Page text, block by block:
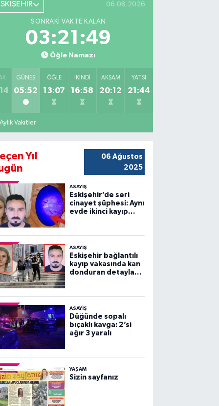
06.08.2026
SONRAKI VAKTE KALAN
03:21:47
Öğle Namazı
GÜNEŞ
05:52
ÖĞLE
13:07
İKINDI
16:58
AKŞAM
20:12
YATSI
21:44
Aylık Vakitler
Yıl
06 Ağustos
2025
ASAYİŞ
Eskişehir’de seri
cinayet şüphesi: Aynı
evde ikinci kayıp
ASAYİŞ
Eskişehir bağlantılı
kayıp vakasında kan
donduran detaylar
ASAYİŞ
Düğünde sopalı
bıçaklı kavga: 2’si
ağır 3 yaralı
YAŞAM
Sizin sayfanız